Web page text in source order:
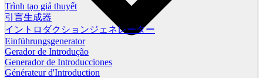
Trình tạo giả thuyết
引言生成器
イントロダクションジェネレーター
Einführungsgenerator
Gerador de Introdução
Generador de Introducciones
Générateur d'Introduction